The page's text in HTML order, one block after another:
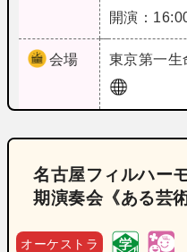
開演：
会場 東京第一生
名古屋フィルハー
期演奏会《ある芸
オーケストラ